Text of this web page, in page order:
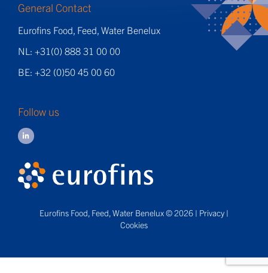
General Contact
Eurofins Food, Feed, Water Benelux
NL: +31(0) 888 31 00 00
BE: +32 (0)50 45 00 60
Follow us
Eurofins Food, Feed, Water Benelux © 2026 | Privacy |
Cookies